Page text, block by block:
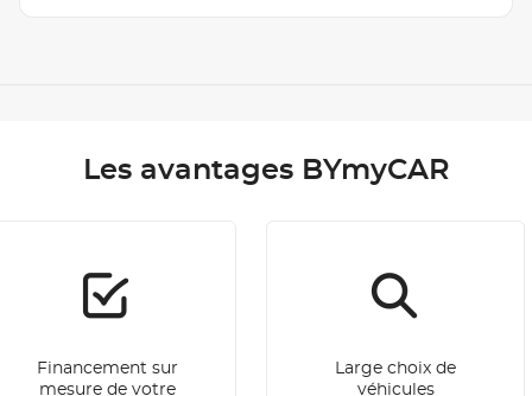
Les avantages BYmyCAR
Financement sur
mesure de votre
Large choix de
véhicules